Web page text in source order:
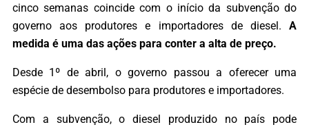
cinco semanas coincide com o início da subvenção do
governo aos produtores e importadores de diesel. A
medida é uma das ações para conter a alta de preço.
Desde 1º de abril, o governo passou a oferecer uma
espécie de desembolso para produtores e importadores.
Com a subvenção, o diesel produzido no país pode